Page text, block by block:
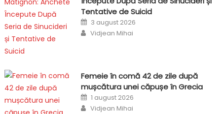
Tentative de Suicid
Posted
on
3 august 2026
Author
Vidjean Mihai
Femeie în comă 42 de zile după
mușcătura unei căpușe în Grecia
Posted
on
1 august 2026
Author
Vidjean Mihai